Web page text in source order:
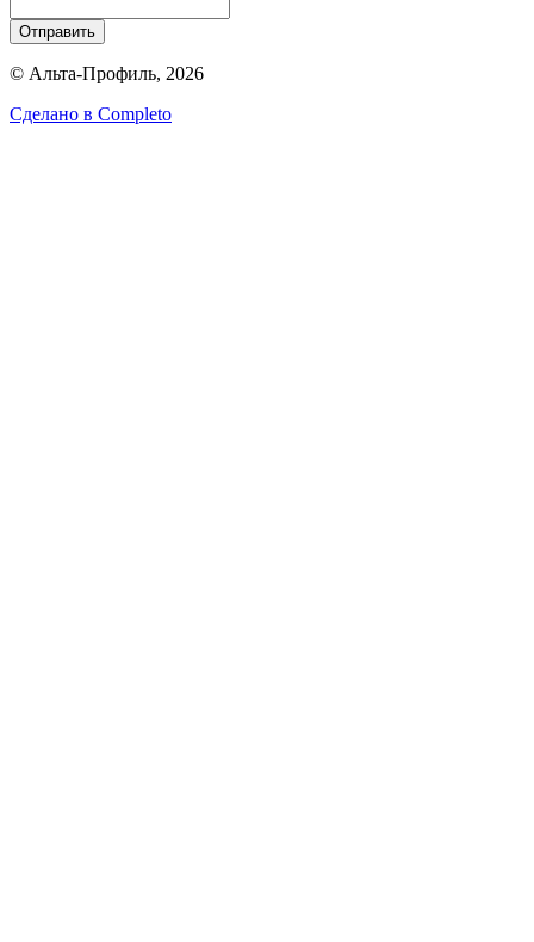
Отправить
© Альта-Профиль, 2026
Сделано в Completo